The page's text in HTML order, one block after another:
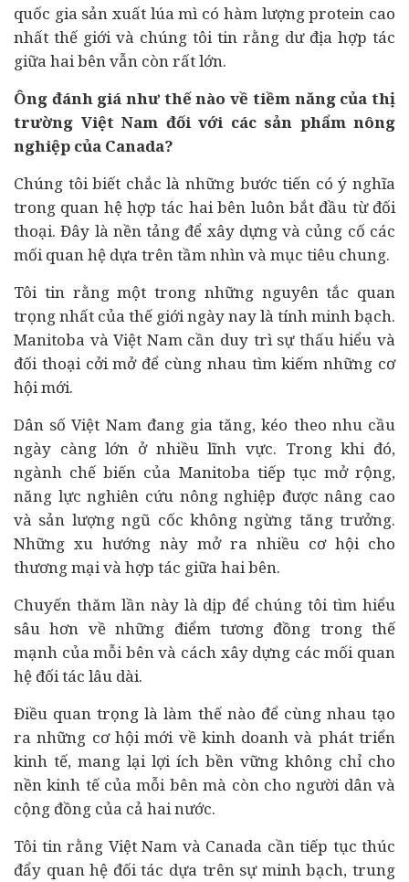
quốc gia sản xuất lúa mì có hàm lượng protein cao
nhất thế giới và chúng tôi tin rằng dư địa hợp tác
giữa hai bên vẫn còn rất lớn.
Ông đánh giá như thế nào về tiềm năng của thị
trường Việt Nam đối với các sản phẩm nông
nghiệp của Canada?
Chúng tôi biết chắc là những bước tiến có ý nghĩa
trong quan hệ hợp tác hai bên luôn bắt đầu từ đối
thoại. Đây là nền tảng để xây dựng và củng cố các
mối quan hệ dựa trên tầm nhìn và mục tiêu chung.
Tôi tin rằng một trong những nguyên tắc quan
trọng nhất của thế giới ngày nay là tính minh bạch.
Manitoba và Việt Nam cần duy trì sự thấu hiểu và
đối thoại cởi mở để cùng nhau tìm kiếm những cơ
hội mới.
Dân số Việt Nam đang gia tăng, kéo theo nhu cầu
ngày càng lớn ở nhiều lĩnh vực. Trong khi đó,
ngành chế biến của Manitoba tiếp tục mở rộng,
năng lực nghiên cứu nông nghiệp được nâng cao
và sản lượng ngũ cốc không ngừng tăng trưởng.
Những xu hướng này mở ra nhiều cơ hội cho
thương mại và hợp tác giữa hai bên.
Chuyến thăm lần này là dịp để chúng tôi tìm hiểu
sâu hơn về những điểm tương đồng trong thế
mạnh của mỗi bên và cách xây dựng các mối quan
hệ đối tác lâu dài.
Điều quan trọng là làm thế nào để cùng nhau tạo
ra những cơ hội mới về kinh doanh và phát triển
kinh tế, mang lại lợi ích bền vững không chỉ cho
nền kinh tế của mỗi bên mà còn cho người dân và
cộng đồng của cả hai nước.
Tôi tin rằng Việt Nam và Canada cần tiếp tục thúc
đẩy quan hệ đối tác dựa trên sự minh bạch, trung